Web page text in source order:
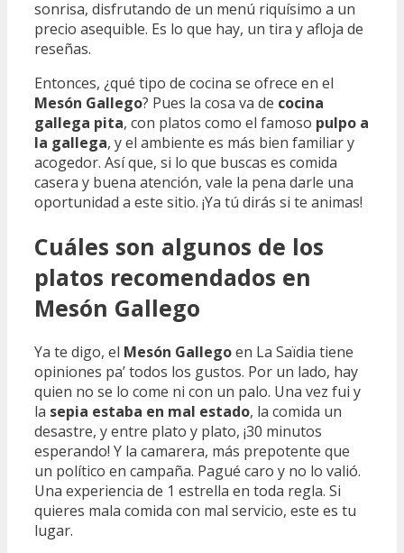
sonrisa, disfrutando de un menú riquísimo a un
precio asequible. Es lo que hay, un tira y afloja de
reseñas.
Entonces, ¿qué tipo de cocina se ofrece en el
Mesón Gallego? Pues la cosa va de cocina
gallega pita, con platos como el famoso pulpo a
la gallega, y el ambiente es más bien familiar y
acogedor. Así que, si lo que buscas es comida
casera y buena atención, vale la pena darle una
oportunidad a este sitio. ¡Ya tú dirás si te animas!
Cuáles son algunos de los
platos recomendados en
Mesón Gallego
Ya te digo, el Mesón Gallegoen La Saïdia tiene
opiniones pa’ todos los gustos. Por un lado, hay
quien no se lo come ni con un palo. Una vez fui y
la sepia estaba en mal estado, la comida un
desastre, y entre plato y plato, ¡30 minutos
esperando! Y la camarera, más prepotente que
un político en campaña. Pagué caro y no lo valió.
Una experiencia de 1 estrella en toda regla. Si
quieres mala comida con mal servicio, este es tu
lugar.